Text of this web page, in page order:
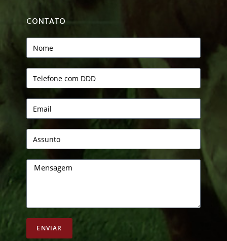
CONTATO
ENVIAR